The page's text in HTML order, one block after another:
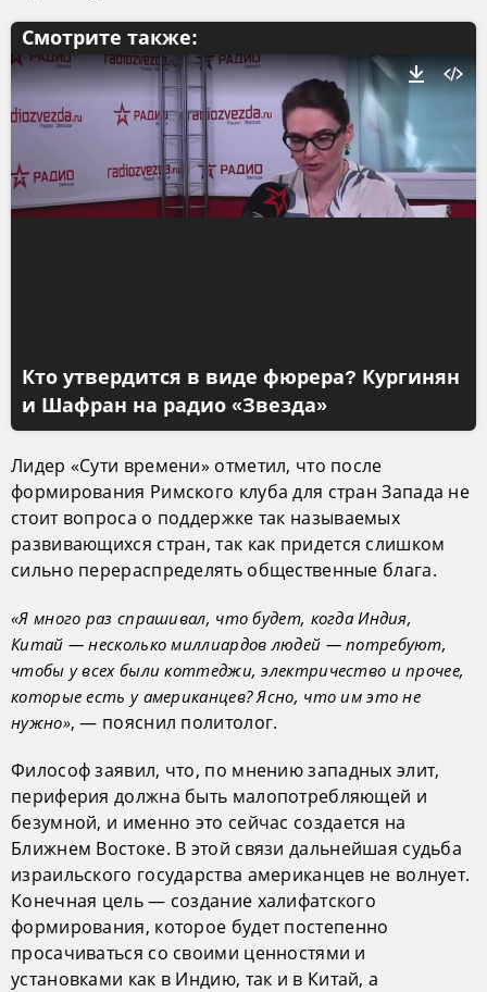
Смотрите также:
Кто утвердится в виде фюрера? Кургинян
и Шафран на радио «Звезда»
Лидер «Сути времени» отметил, что после
формирования Римского клуба для стран Запада не
стоит вопроса о поддержке так называемых
развивающихся стран, так как придется слишком
сильно перераспределять общественные блага.
«Я много раз спрашивал, что будет, когда Индия,
Китай — несколько миллиардов людей — потребуют,
чтобы у всех были коттеджи, электричество и прочее,
которые есть у американцев? Ясно, что им это не
нужно», — пояснил политолог.
Философ заявил, что, по мнению западных элит,
периферия должна быть малопотребляющей и
безумной, и именно это сейчас создается на
Ближнем Востоке. В этой связи дальнейшая судьба
израильского государства американцев не волнует.
Конечная цель — создание халифатского
формирования, которое будет постепенно
просачиваться со своими ценностями и
установками как в Индию, так и в Китай, а